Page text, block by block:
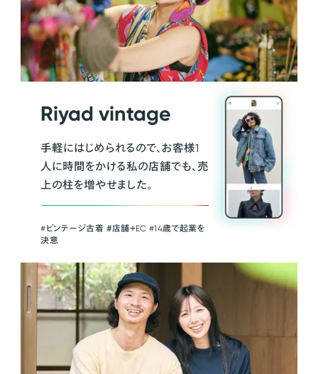
Riyad vintage
手軽にはじめられるので、お客様1
人に時間をかける私の店舗でも、売
上の柱を増やせました。
#ビンテージ古着 ＃店舗＋EC #14歳で起業を
決意